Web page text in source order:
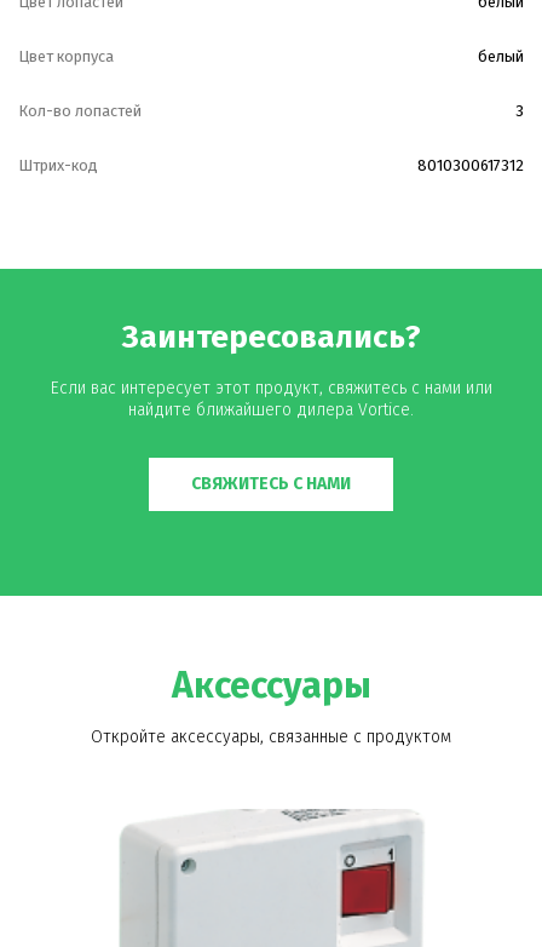
Цвет корпуса белый
Кол-во лопастей 3
Штрих-код 8010300617312
Заинтересовались?
Если вас интересует этот продукт, свяжитесь с нами или
найдите ближайшего дилера Vortice.
СВЯЖИТЕСЬ С НАМИ
Аксессуары
Откройте аксессуары, связанные с продуктом